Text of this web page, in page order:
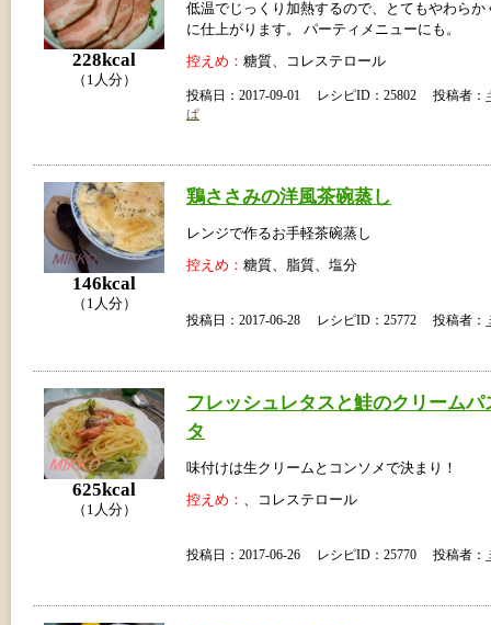
228kcal
（1人分）
低温でじっくり加熱するので、とてもやわらか
に仕上がります。 パーティメニューにも。
控えめ： 糖質、コレステロール
投稿日：2017-09-01 レシピID：25802 投稿者：
ぱ
146kcal
（1人分）
鶏ささみの洋風茶碗蒸し
レンジで作るお手軽茶碗蒸し
控えめ： 糖質、脂質、塩分
投稿日：2017-06-28 レシピID：25772 投稿者：
625kcal
（1人分）
フレッシュレタスと鮭のクリームパ
タ
味付けは生クリームとコンソメで決まり！
控えめ： 、コレステロール
投稿日：2017-06-26 レシピID：25770 投稿者：